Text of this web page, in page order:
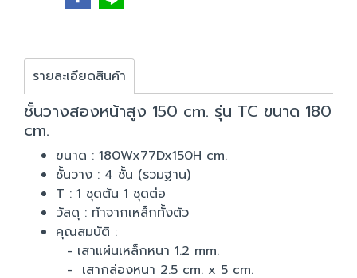
รายละเอียดสินค้า
ชั้นวางสองหน้าสูง 150 cm. รุ่น TC ขนาด 180
cm.
ขนาด : 180Wx77Dx150H cm.
ชั้นวาง : 4 ชั้น (รวมฐาน)
T : 1 ชุดต้น 1 ชุดต่อ
วัสดุ : ทำจากเหล็กทั้งตัว
คุณสมบัติ :
- เสาแผ่นเหล็กหนา 1.2 mm.
- เสากล่องหนา 2.5 cm. x 5 cm.